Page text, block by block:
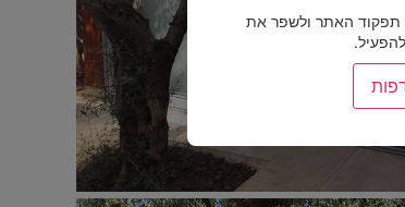
תפקוד האתר ולשפר את